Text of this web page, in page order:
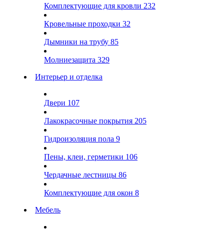
Комплектующие для кровли 232
Кровельные проходки 32
Дымники на трубу 85
Молниезащита 329
Интерьер и отделка
Двери 107
Лакокрасочные покрытия 205
Гидроизоляция пола 9
Пены, клеи, герметики 106
Чердачные лестницы 86
Комплектующие для окон 8
Мебель